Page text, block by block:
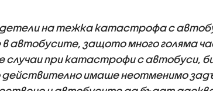
на тежка катастрофа с
в автобусите, защото много голяма
при катастрофи с автобуси,
имаше неотменимо